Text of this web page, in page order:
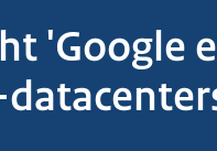
'Google